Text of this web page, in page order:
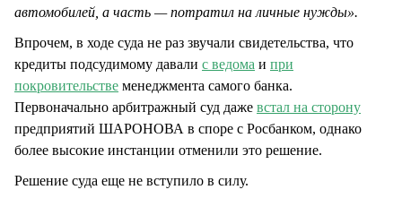
автомобилей, а часть — потратил на личные нужды».
Впрочем, в ходе суда не раз звучали свидетельства, что
кредиты подсудимому давали с ведома и при
покровительстве менеджмента самого банка.
Первоначально арбитражный суд даже встал на сторону
предприятий ШАРОНОВА в споре с Росбанком, однако
более высокие инстанции отменили это решение.
Решение суда еще не вступило в силу.